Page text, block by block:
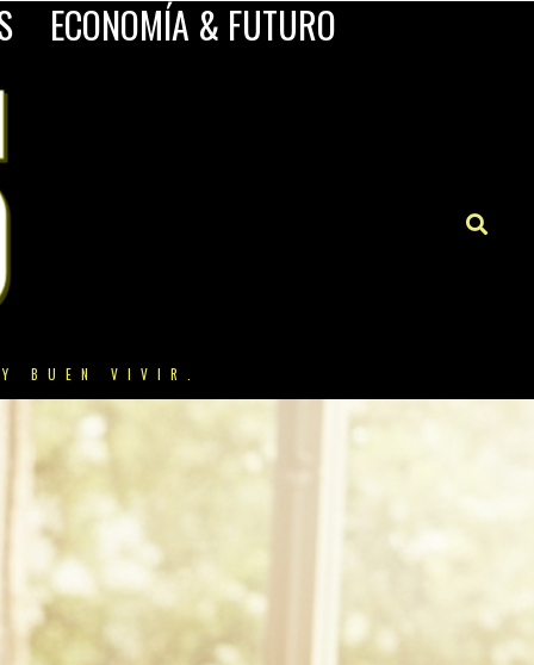
ECONOMÍA & FUTURO
BUEN VIVIR.